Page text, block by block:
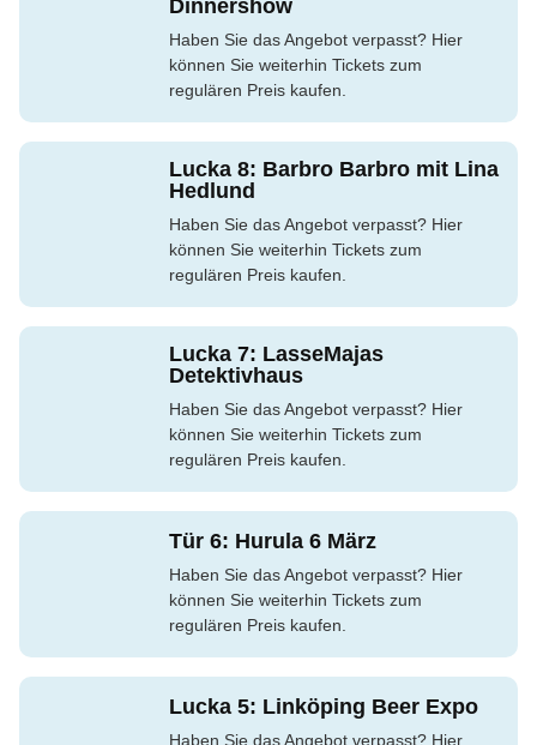
Dinnershow
Haben Sie das Angebot verpasst? Hier
können Sie weiterhin Tickets zum
regulären Preis kaufen.
Lucka 8: Barbro Barbro mit Lina
Hedlund
Haben Sie das Angebot verpasst? Hier
können Sie weiterhin Tickets zum
regulären Preis kaufen.
Lucka 7: LasseMajas
Detektivhaus
Haben Sie das Angebot verpasst? Hier
können Sie weiterhin Tickets zum
regulären Preis kaufen.
Tür 6: Hurula 6 März
Haben Sie das Angebot verpasst? Hier
können Sie weiterhin Tickets zum
regulären Preis kaufen.
Lucka 5: Linköping Beer Expo
Haben Sie das Angebot verpasst? Hier